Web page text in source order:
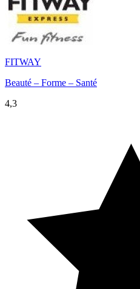
FITWAY
Beauté – Forme – Santé
4,3